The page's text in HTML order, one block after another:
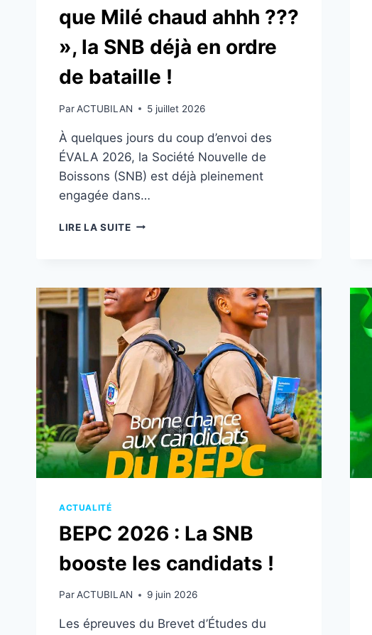
que Milé chaud ahhh ???
», la SNB déjà en ordre
de bataille !
ParACTUBILAN 5 juillet 2026
À quelques jours du coup d’envoi des
ÉVALA 2026, la Société Nouvelle de
Boissons (SNB) est déjà pleinement
engagée dans…
LIRE LA SUITEÉVALA
CE
QUE
MILÉ
CHAUD
AHHH
???
»,
LA
SNB
DÉJÀ
EN
ORDRE
DE
ACTUALITÉ
BEPC 2026 : La SNB
booste les candidats !
ParACTUBILAN 9 juin 2026
Les épreuves du Brevet d’Études du